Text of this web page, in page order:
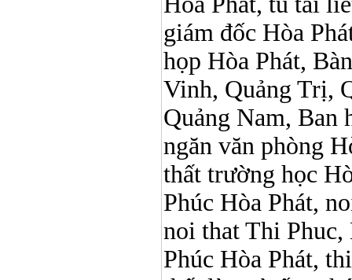
giám đốc Hòa
họp Hòa Phát,
Vinh, Quảng Trị,
Quảng Nam, Ban
ngăn văn phòng
thất trường học
Phúc Hòa Phát,
noi that Thi
Phúc Hòa Phát,